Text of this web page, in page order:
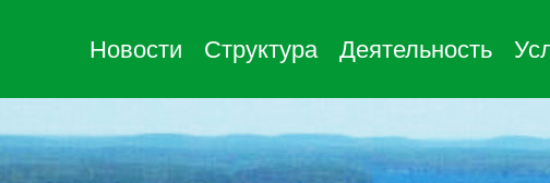
Новости Структура Деятельность